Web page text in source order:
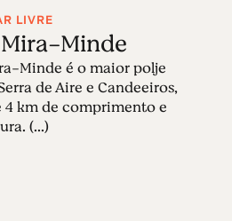
LIVRE
Minde
Minde é o maior polje
de Aire e Candeeiros,
4 km de comprimento e
(...)